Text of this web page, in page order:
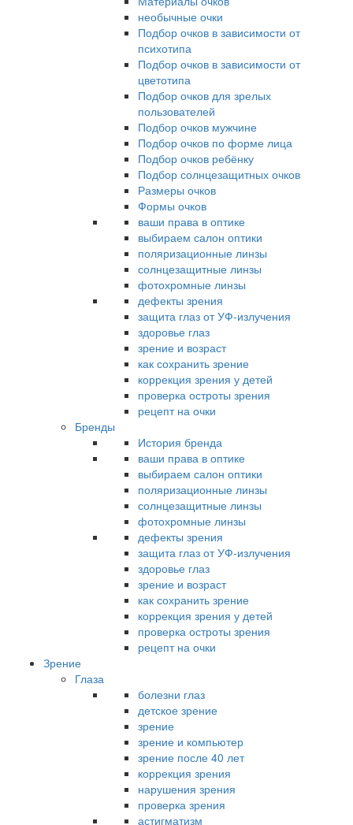
необычные очки
Подбор очков в зависимости от
психотипа
Подбор очков в зависимости от
цветотипа
Подбор очков для зрелых
пользователей
Подбор очков мужчине
Подбор очков по форме лица
Подбор очков ребёнку
Подбор солнцезащитных очков
Размеры очков
Формы очков
ваши права в оптике
выбираем салон оптики
поляризационные линзы
солнцезащитные линзы
фотохромные линзы
дефекты зрения
защита глаз от УФ-излучения
здоровье глаз
зрение и возраст
как сохранить зрение
коррекция зрения у детей
проверка остроты зрения
рецепт на очки
Бренды
История бренда
ваши права в оптике
выбираем салон оптики
поляризационные линзы
солнцезащитные линзы
фотохромные линзы
дефекты зрения
защита глаз от УФ-излучения
здоровье глаз
зрение и возраст
как сохранить зрение
коррекция зрения у детей
проверка остроты зрения
рецепт на очки
Зрение
Глаза
болезни глаз
детское зрение
зрение
зрение и компьютер
зрение после 40 лет
коррекция зрения
нарушения зрения
проверка зрения
астигматизм